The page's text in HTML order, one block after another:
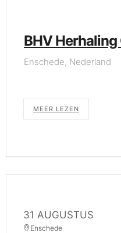
BHV
Enschede, Nederland
MEER LEZEN
31 AUGUSTUS
Enschede